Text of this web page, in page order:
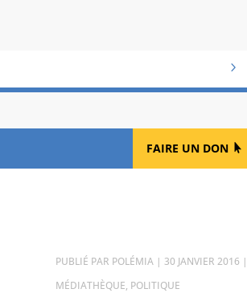
FAIRE UN DON
PAR POLÉMIA | 30 JANVIER 2016 |
MÉDIATHÈQUE, POLITIQUE